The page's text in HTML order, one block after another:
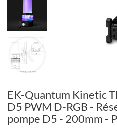
EK-Quantum Kinetic
D5 PWM D-RGB -
pompe D5 - 200mm -